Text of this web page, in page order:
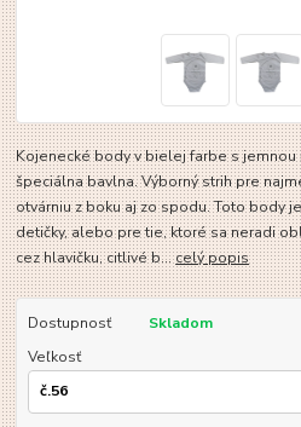
Kojenecké body v bielej farbe s jemnou
špeciálna bavlna. Výborný strih pre
otvárniu z boku aj zo spodu. Toto body
detičky, alebo pre tie, ktoré sa neradi
cez hlavičku, citlivé b...celý popis
Dostupnosť
Skladom
Veľkosť